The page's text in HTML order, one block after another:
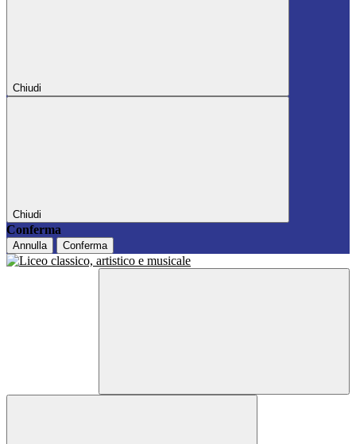
Chiudi
Chiudi
Conferma
Annulla Conferma